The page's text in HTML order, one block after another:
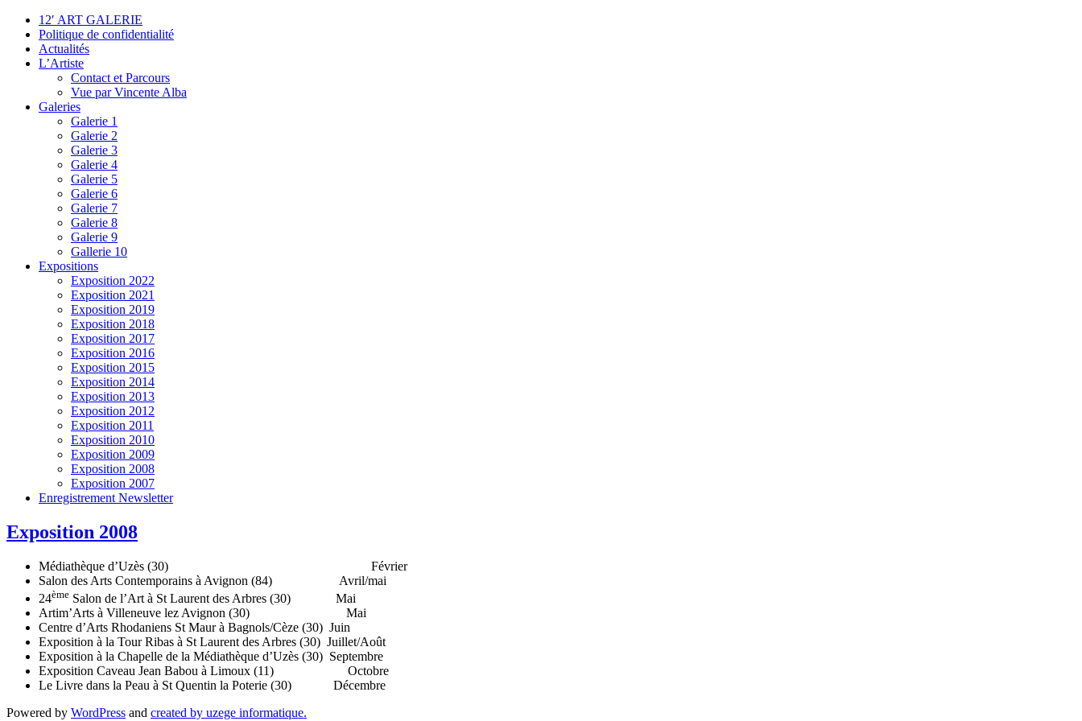
12′ ART GALERIE
Politique de confidentialité
Actualités
L’Artiste
Contact et Parcours
Vue par Vincente Alba
Galeries
Galerie 1
Galerie 2
Galerie 3
Galerie 4
Galerie 5
Galerie 6
Galerie 7
Galerie 8
Galerie 9
Gallerie 10
Expositions
Exposition 2022
Exposition 2021
Exposition 2019
Exposition 2018
Exposition 2017
Exposition 2016
Exposition 2015
Exposition 2014
Exposition 2013
Exposition 2012
Exposition 2011
Exposition 2010
Exposition 2009
Exposition 2008
Exposition 2007
Enregistrement Newsletter
Exposition 2008
Médiathèque d’Uzès (30) Février
Salon des Arts Contemporains à Avignon (84) Avril/mai
24ème Salon de l’Art à St Laurent des Arbres (30) Mai
Artim’Arts à Villeneuve lez Avignon (30) Mai
Centre d’Arts Rhodaniens St Maur à Bagnols/Cèze (30) Juin
Exposition à la Tour Ribas à St Laurent des Arbres (30) Juillet/Août
Exposition à la Chapelle de la Médiathèque d’Uzès (30) Septembre
Exposition Caveau Jean Babou à Limoux (11) Octobre
Le Livre dans la Peau à St Quentin la Poterie (30) Décembre
Powered by WordPress and created by uzege informatique.